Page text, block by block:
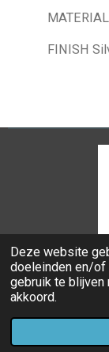
Deze website
doeleinden en/of
gebruik te blijven
akkoord.
FINISH
© 2024 - 2026
Powered by